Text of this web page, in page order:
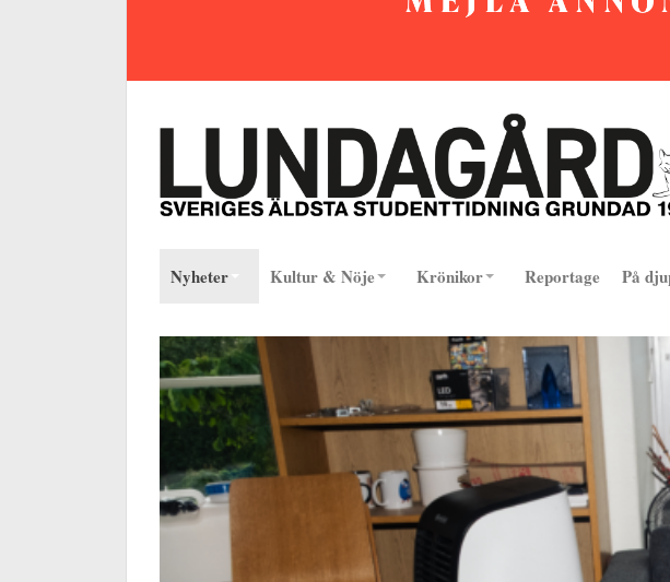
Nyheter Kultur & Nöje Krönikor Reportage På